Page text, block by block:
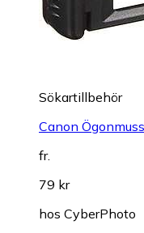
Sökartillbehör
Canon
fr.
79 kr
hos CyberPhoto